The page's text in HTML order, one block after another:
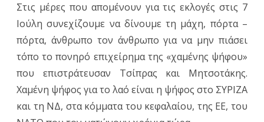
Στις μέρες που απομένουν για τις εκλογές στις 7
Ιούλη συνεχίζουμε να δίνουμε τη μάχη, πόρτα –
πόρτα, άνθρωπο τον άνθρωπο για να μην πιάσει
τόπο το πονηρό επιχείρημα της «χαμένης ψήφου»
που επιστράτευσαν Τσίπρας και Μητσοτάκης.
Χαμένη ψήφος για το λαό είναι η ψήφος στο ΣΥΡΙΖΑ
και τη ΝΔ, στα κόμματα του κεφαλαίου, της ΕΕ, του